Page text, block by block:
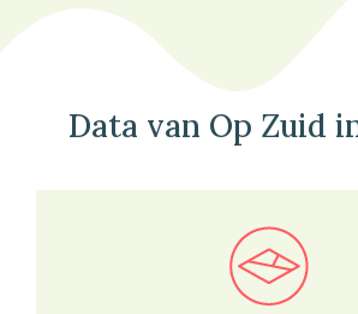
Data van Op Zuid
Bekijk in onze